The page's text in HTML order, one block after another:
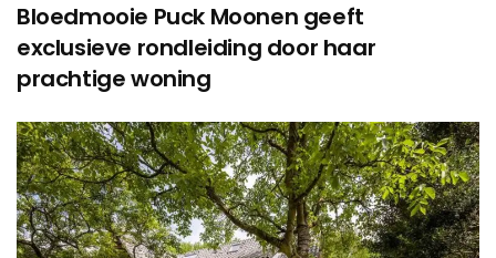
Bloedmooie Puck Moonen geeft
exclusieve rondleiding door haar
prachtige woning